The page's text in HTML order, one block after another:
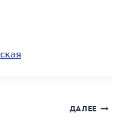
ДАЛЕЕ